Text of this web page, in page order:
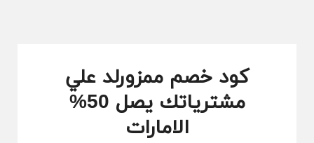
كود خصم ممزورلد علي
مشترياتك يصل 50%
الامارات